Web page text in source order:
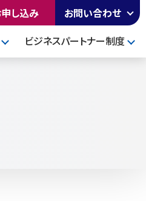
し込み
お問い合わせ
ビジネスパートナー制度